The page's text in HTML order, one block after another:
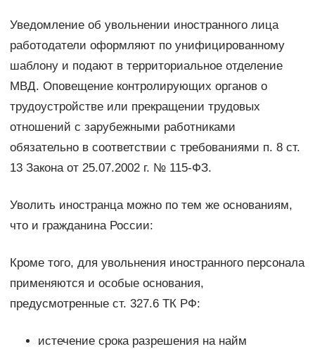
Уведомление об увольнении иностранного лица
работодатели оформляют по унифицированному
шаблону и подают в территориальное отделение
МВД. Оповещение контролирующих органов о
трудоустройстве или прекращении трудовых
отношений с зарубежными работниками
обязательно в соответствии с требованиями п. 8 ст.
13 Закона от 25.07.2002 г. № 115-ФЗ.
Уволить иностранца можно по тем же основаниям,
что и гражданина России:
Кроме того, для увольнения иностранного персонала
применяются и особые основания,
предусмотренные ст. 327.6 ТК РФ:
истечение срока разрешения на найм